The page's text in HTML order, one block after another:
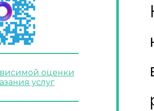
оценки
услуг